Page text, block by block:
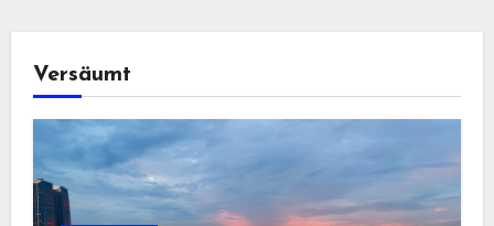
Versäumt